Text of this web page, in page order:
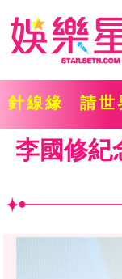
針線緣 請世
李國修紀